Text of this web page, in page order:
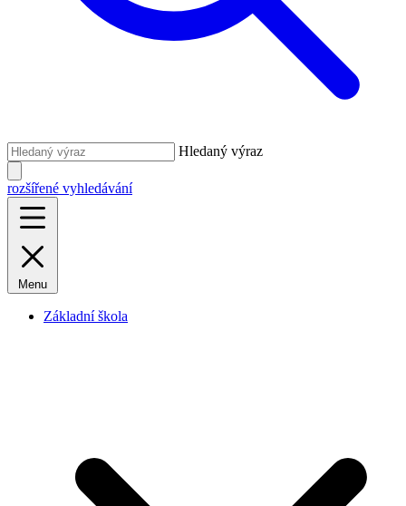
Hledaný výraz
rozšířené vyhledávání
Menu
Základní škola